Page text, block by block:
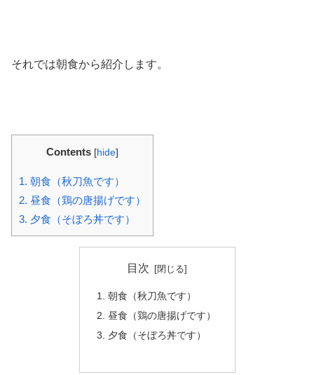
それでは朝食から紹介します。
Contents [hide]
1. 朝食（秋刀魚です）
2. 昼食（鶏の唐揚げです）
3. 夕食（そぼろ丼です）
目次
朝食（秋刀魚です）
昼食（鶏の唐揚げです）
夕食（そぼろ丼です）